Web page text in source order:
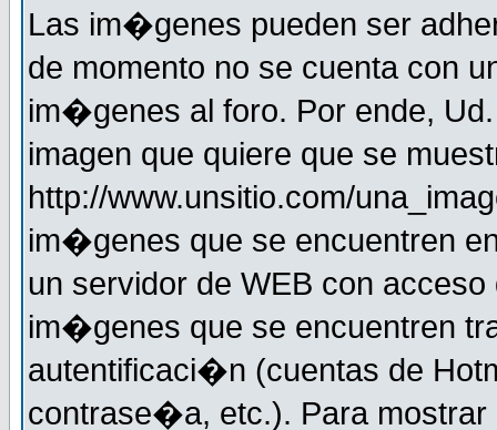
Las im�genes pueden ser
de momento no se cuenta con
im�genes al foro. Por ende,
imagen que quiere que se
http://www.unsitio.com/
im�genes que se encuentren
un servidor de WEB con
im�genes que se encuentren
autentificaci�n (cuentas de
contrase�a, etc.). Para mostrar